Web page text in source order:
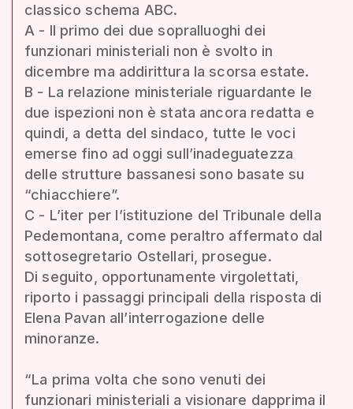
classico schema ABC.
A - Il primo dei due sopralluoghi dei
funzionari ministeriali non è svolto in
dicembre ma addirittura la scorsa estate.
B - La relazione ministeriale riguardante le
due ispezioni non è stata ancora redatta e
quindi, a detta del sindaco, tutte le voci
emerse fino ad oggi sull’inadeguatezza
delle strutture bassanesi sono basate su
“chiacchiere”.
C - L’iter per l’istituzione del Tribunale della
Pedemontana, come peraltro affermato dal
sottosegretario Ostellari, prosegue.
Di seguito, opportunamente virgolettati,
riporto i passaggi principali della risposta di
Elena Pavan all’interrogazione delle
minoranze.
“La prima volta che sono venuti dei
funzionari ministeriali a visionare dapprima il